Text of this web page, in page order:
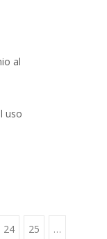
al
uso
24 25 …